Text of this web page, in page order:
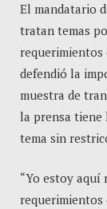
El mandatario
tratan temas
requerimientos
defendió la
muestra de
la prensa tiene
tema sin
“Yo estoy aquí
requerimientos